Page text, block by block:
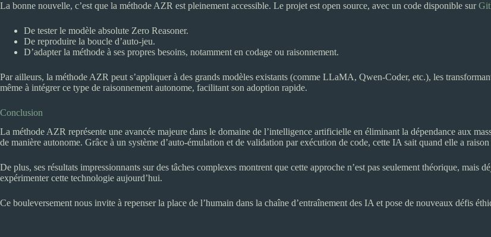
La bonne nouvelle, c’est que la méthode AZR est pleinement accessible. Le projet est open source, avec un code disponible sur
De tester le modèle absolute Zero Reasoner.
De reproduire la boucle d’auto-jeu.
D’adapter la méthode à ses propres besoins, notamment en codage ou raisonnement.
Par ailleurs, la méthode AZR peut s’appliquer à des grands modèles existants (comme LLaMA, Qwen-Coder, etc.), les
même à intégrer ce type de raisonnement autonome, facilitant son adoption rapide.
Conclusion
La méthode AZR représente une avancée majeure dans le domaine de l’intelligence artificielle en éliminant la dépendance aux
de manière autonome. Grâce à un système d’auto-émulation et de validation par exécution de code, cette IA sait quand elle a
De plus, ses résultats impressionnants sur des tâches complexes montrent que cette approche n’est pas seulement théorique, mais
expérimenter cette technologie aujourd’hui.
Ce bouleversement nous invite à repenser la place de l’humain dans la chaîne d’entraînement des IA et pose de nouveaux défis